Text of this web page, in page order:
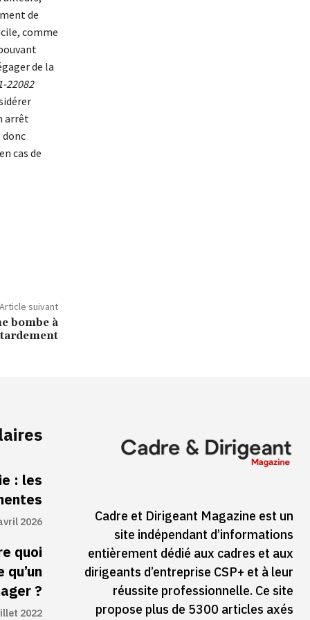
de
comme
de la
22082
arrêt
cas de
Article suivant
bombe à
: les
2026
quoi
?
2022
Cadre et Dirigeant Magazine est un
site indépendant d’informations
entièrement dédié aux cadres et aux
dirigeants d’entreprise CSP+ et à leur
réussite professionnelle. Ce site
propose plus de 5300 articles axés